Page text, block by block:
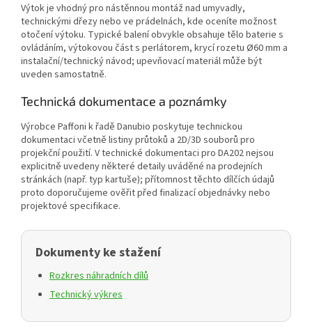
Výtok je vhodný pro nástěnnou montáž nad umyvadly,
technickými dřezy nebo ve prádelnách, kde oceníte možnost
otočení výtoku. Typické balení obvykle obsahuje tělo baterie s
ovládáním, výtokovou část s perlátorem, krycí rozetu Ø60 mm a
instalační/technický návod; upevňovací materiál může být
uveden samostatně.
Technická dokumentace a poznámky
Výrobce Paffoni k řadě Danubio poskytuje technickou
dokumentaci včetně listiny průtoků a 2D/3D souborů pro
projekční použití. V technické dokumentaci pro DA202 nejsou
explicitně uvedeny některé detaily uváděné na prodejních
stránkách (např. typ kartuše); přítomnost těchto dílčích údajů
proto doporučujeme ověřit před finalizací objednávky nebo
projektové specifikace.
Dokumenty ke stažení
Rozkres náhradních dílů
Technický výkres